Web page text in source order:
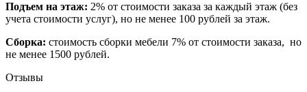
Подъем на этаж: 2% от стоимости заказа за каждый этаж (без
учета стоимости услуг), но не менее 100 рублей за этаж.
Сборка: стоимость сборки мебели 7% от стоимости заказа, но
не менее 1500 рублей.
Отзывы